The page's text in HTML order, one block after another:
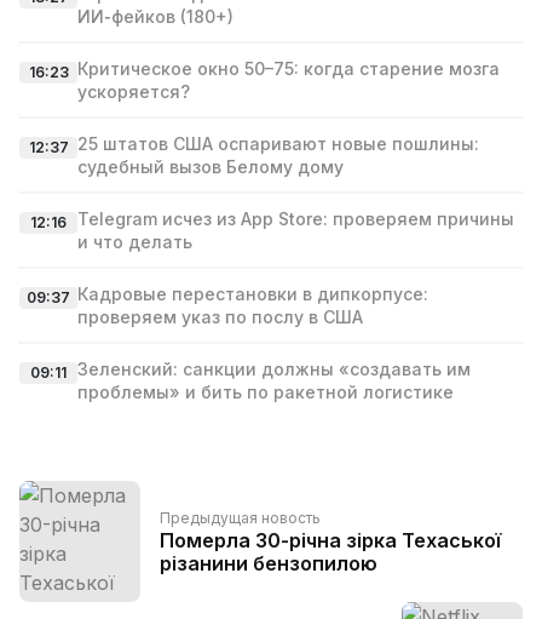
ИИ‑фейков (180+)
16:23 Критическое окно 50–75: когда старение мозга
ускоряется?
12:37 25 штатов США оспаривают новые пошлины:
судебный вызов Белому дому
12:16
Telegram исчез из App Store: проверяем причины
и что делать
09:37 Кадровые перестановки в дипкорпусе:
проверяем указ по послу в США
09:11 Зеленский: санкции должны «создавать им
проблемы» и бить по ракетной логистике
Предыдущая новость
Померла 30-річна зірка Техаської
різанини бензопилою